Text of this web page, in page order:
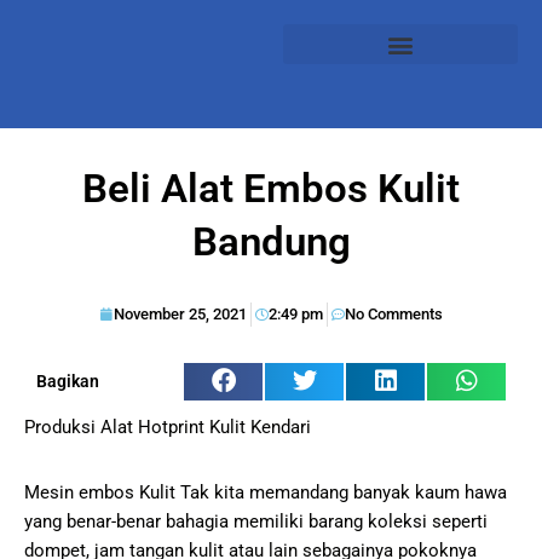
Beli Alat Embos Kulit
Bandung
November 25, 2021 2:49 pm No Comments
Bagikan
Produksi Alat Hotprint Kulit Kendari
Mesin embos Kulit Tak kita memandang banyak kaum hawa
yang benar-benar bahagia memiliki barang koleksi seperti
dompet, jam tangan kulit atau lain sebagainya pokoknya